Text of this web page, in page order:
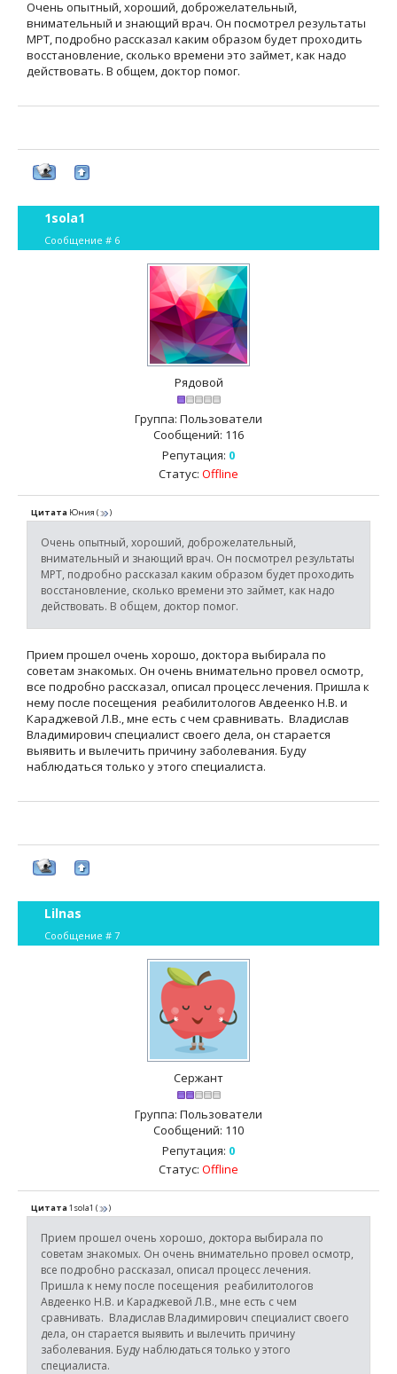
Очень опытный, хороший, доброжелательный,
внимательный и знающий врач. Он посмотрел результаты
МРТ, подробно рассказал каким образом будет проходить
восстановление, сколько времени это займет, как надо
действовать. В общем, доктор помог.
1sola1
Сообщение # 6
Рядовой
Группа: Пользователи
Сообщений: 116
Репутация: 0
Статус: Offline
Цитата Юния ( )
Очень опытный, хороший, доброжелательный,
внимательный и знающий врач. Он посмотрел результаты
МРТ, подробно рассказал каким образом будет проходить
восстановление, сколько времени это займет, как надо
действовать. В общем, доктор помог.
Прием прошел очень хорошо, доктора выбирала по
советам знакомых. Он очень внимательно провел осмотр,
все подробно рассказал, описал процесс лечения. Пришла к
нему после посещения реабилитологов Авдеенко Н.В. и
Караджевой Л.В., мне есть с чем сравнивать. Владислав
Владимирович специалист своего дела, он старается
выявить и вылечить причину заболевания. Буду
наблюдаться только у этого специалиста.
Lilnas
Сообщение # 7
Сержант
Группа: Пользователи
Сообщений: 110
Репутация: 0
Статус: Offline
Цитата1sola1 ( )
Прием прошел очень хорошо, доктора выбирала по
советам знакомых. Он очень внимательно провел осмотр,
все подробно рассказал, описал процесс лечения.
Пришла к нему после посещения реабилитологов
Авдеенко Н.В. и Караджевой Л.В., мне есть с чем
сравнивать. Владислав Владимирович специалист своего
дела, он старается выявить и вылечить причину
заболевания. Буду наблюдаться только у этого
специалиста.